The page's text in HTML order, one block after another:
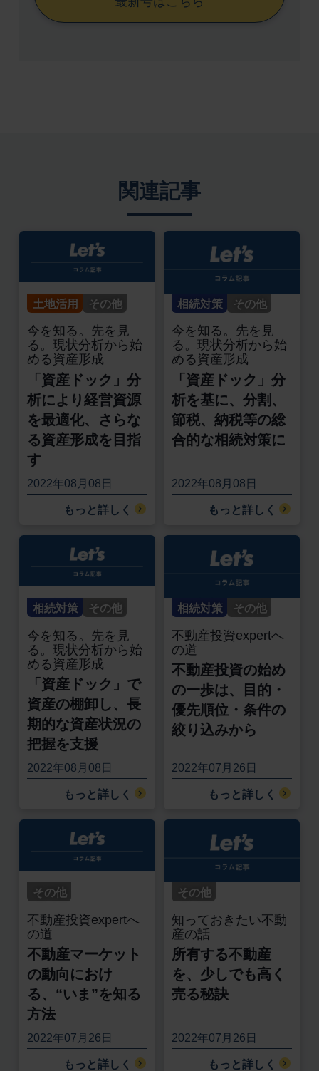
関連記事
土地活用 その他
今を知る。先を見
る。現状分析から始
める資産形成
「資産ドック」分
析により経営資源
を最適化、さらな
る資産形成を目指
す
2022年08月08日
もっと詳しく
相続対策 その他
今を知る。先を見
る。現状分析から始
める資産形成
「資産ドック」分
析を基に、分割、
節税、納税等の総
合的な相続対策に
2022年08月08日
もっと詳しく
相続対策 その他
今を知る。先を見
る。現状分析から始
める資産形成
「資産ドック」で
資産の棚卸し、長
期的な資産状況の
把握を支援
2022年08月08日
もっと詳しく
相続対策 その他
不動産投資expertへ
の道
不動産投資の始め
の一歩は、目的・
優先順位・条件の
絞り込みから
2022年07月26日
もっと詳しく
その他
不動産投資expertへ
の道
不動産マーケット
の動向におけ
る、“いま”を知る
方法
2022年07月26日
もっと詳しく
その他
知っておきたい不動
産の話
所有する不動産
を、少しでも高く
売る秘訣
2022年07月26日
もっと詳しく